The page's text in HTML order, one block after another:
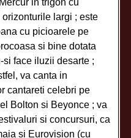
largi ; este
cu picioarele pe
si bine dotata
si face iluzii desarte ;
va canta in
cantareti celebri pe
Bolton si Beyonce ; va
si concursuri, ca
si Eurovision (cu